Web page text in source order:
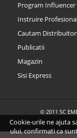
Cookie-urile ne ajuta
ului, confirmati ca
Program Influencer
Instruire
Cautam
Publicatii
Magazin
Sisi Express
© 2011 SC